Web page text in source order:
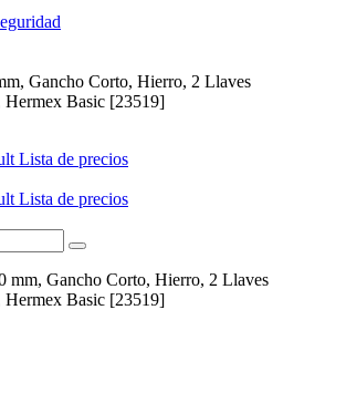
Gancho Corto, Hierro, 2 Llaves
Hermex Basic [23519]
Lista de precios
Lista de precios